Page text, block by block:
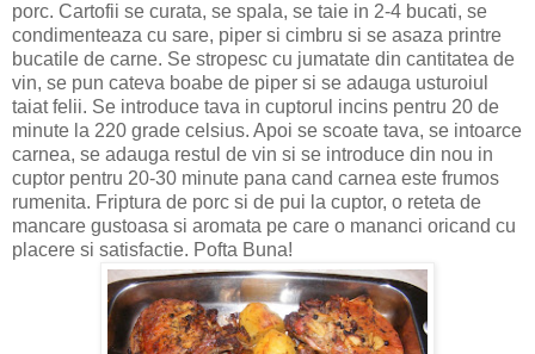
porc. Cartofii se curata, se spala, se taie in 2-4 bucati, se
condimenteaza cu sare, piper si cimbru si se asaza printre
bucatile de carne. Se stropesc cu jumatate din cantitatea de
vin, se pun cateva boabe de piper si se adauga usturoiul
taiat felii. Se introduce tava in cuptorul incins pentru 20 de
minute la 220 grade celsius. Apoi se scoate tava, se intoarce
carnea, se adauga restul de vin si se introduce din nou in
cuptor pentru 20-30 minute pana cand carnea este frumos
rumenita. Friptura de porc si de pui la cuptor, o reteta de
mancare gustoasa si aromata pe care o mananci oricand cu
placere si satisfactie. Pofta Buna!